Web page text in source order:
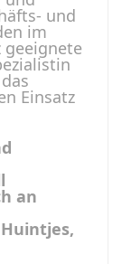
und
im
Einsatz
an